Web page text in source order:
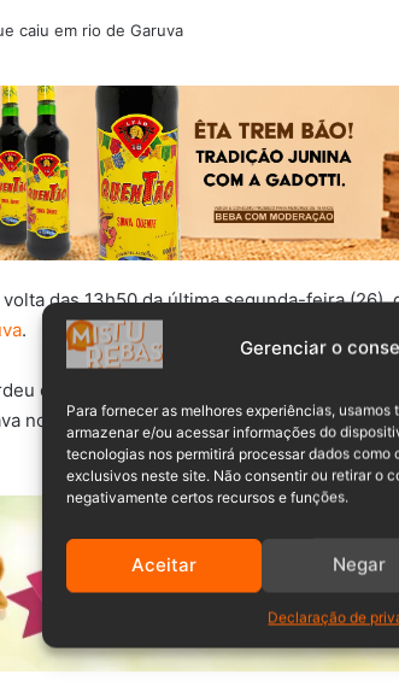
Gerenciar o
Para fornecer as melhores experiências,
armazenar e/ou acessar informações do
tecnologias nos permitirá processar dados
exclusivos neste site. Não consentir ou retirar o
negativamente certos recursos e funções.
Aceitar Negar
Declaração de
das 13h50 da última segunda-feira (26),
.
o controle do carro, caindo nas águas. O
no interior do carro, com uma das pernas